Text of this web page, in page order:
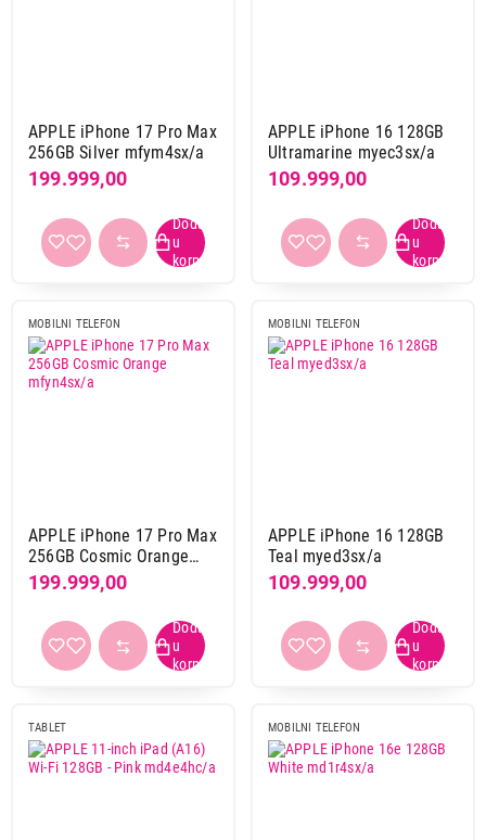
APPLE iPhone 17 Pro Max
256GB Silver mfym4sx/a
199.999,00
APPLE iPhone 16 128GB
Ultramarine myec3sx/a
109.999,00
MOBILNI TELEFON
APPLE iPhone 17 Pro Max
256GB Cosmic Orange
mfyn4sx/a
199.999,00
MOBILNI TELEFON
APPLE iPhone 16 128GB
Teal myed3sx/a
109.999,00
TABLET MOBILNI TELEFON